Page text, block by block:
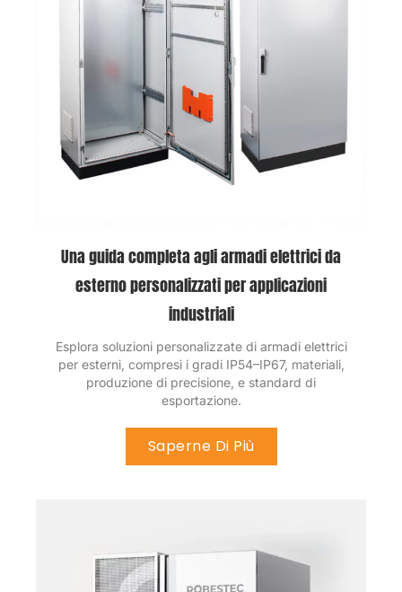
Una guida completa agli armadi elettrici da
esterno personalizzati per applicazioni
industriali
Esplora soluzioni personalizzate di armadi elettrici
per esterni, compresi i gradi IP54–IP67, materiali,
produzione di precisione, e standard di
esportazione.
Saperne Di Più